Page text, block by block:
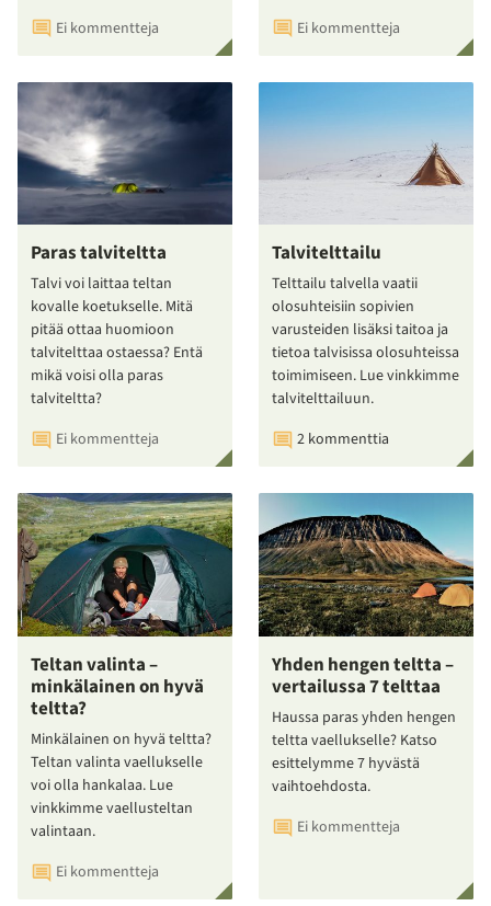
Ei kommentteja
Ei kommentteja
Paras talviteltta
Talvi voi laittaa teltan
kovalle koetukselle. Mitä
pitää ottaa huomioon
talvitelttaa ostaessa? Entä
mikä voisi olla paras
talviteltta?
Ei kommentteja
Talvitelttailu
Telttailu talvella vaatii
olosuhteisiin sopivien
varusteiden lisäksi taitoa ja
tietoa talvisissa olosuhteissa
toimimiseen. Lue vinkkimme
talvitelttailuun.
2 kommenttia
Teltan valinta –
minkälainen on hyvä
teltta?
Minkälainen on hyvä teltta?
Teltan valinta vaellukselle
voi olla hankalaa. Lue
vinkkimme vaellusteltan
valintaan.
Ei kommentteja
Yhden hengen teltta –
vertailussa 7 telttaa
Haussa paras yhden hengen
teltta vaellukselle? Katso
esittelymme 7 hyvästä
vaihtoehdosta.
Ei kommentteja